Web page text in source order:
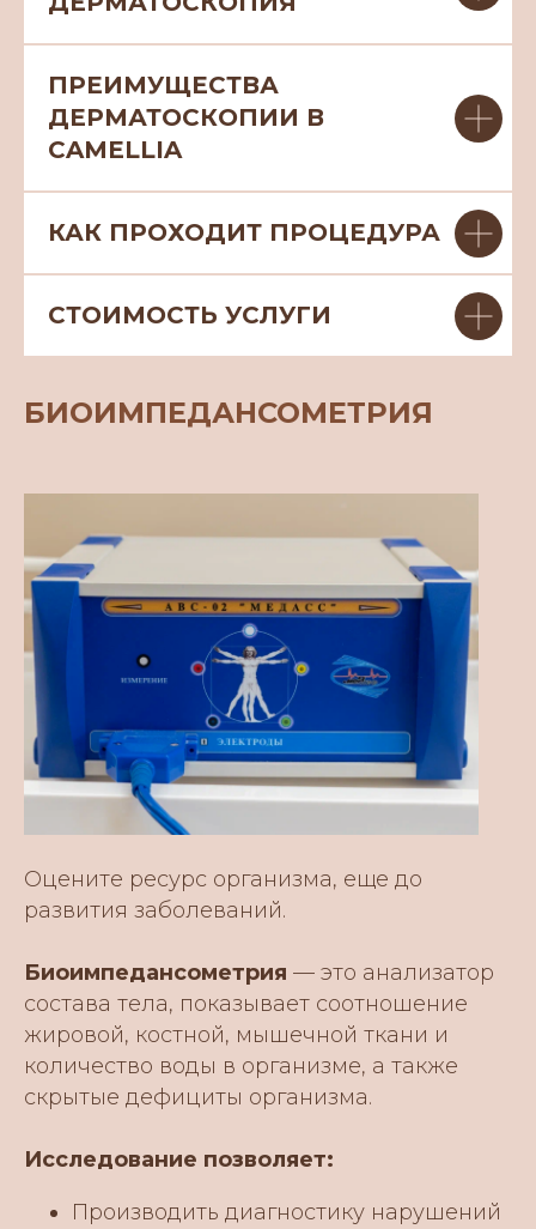
ПРЕИМУЩЕСТВА
ДЕРМАТОСКОПИИ В
CAMELLIA
КАК ПРОХОДИТ ПРОЦЕДУРА
СТОИМОСТЬ УСЛУГИ
БИОИМПЕДАНСОМЕТРИЯ
Оцените ресурс организма, еще до
развития заболеваний.
Биоимпедансометрия — это анализатор
состава тела, показывает соотношение
жировой, костной, мышечной ткани и
количество воды в организме, а также
скрытые дефициты организма.
Исследование позволяет:
Производить диагностику нарушений